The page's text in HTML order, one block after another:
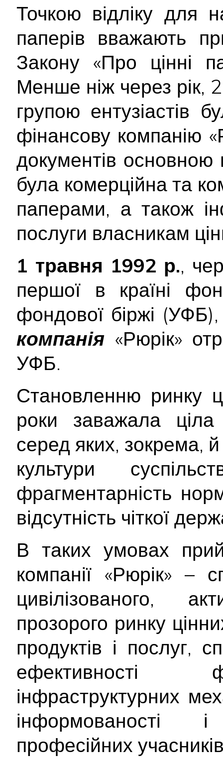
Точкою відліку для
паперів вважають
Закону «Про цінні
Менше ніж через рік,
групою ентузіастів
фінансову компанію
документів основною
була комерційна та
паперами, а також
послуги власникам
1 травня 1992 р.,
першої в країні
фондової біржі
компанія «Рюрік»
УФБ.
Становленню ринку
роки заважала ціла
серед яких, зокрема,
культури
фрагментарність
відсутність чіткої
В таких умовах
компанії «Рюрік» –
цивілізованого,
прозорого ринку
продуктів і послуг,
ефективності
інфраструктурних
інформованості
професійних